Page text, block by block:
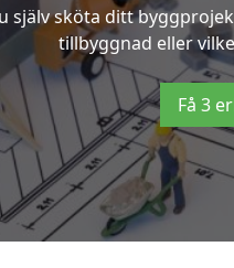
själv sköta ditt
tillbyggnad eller
Få 3